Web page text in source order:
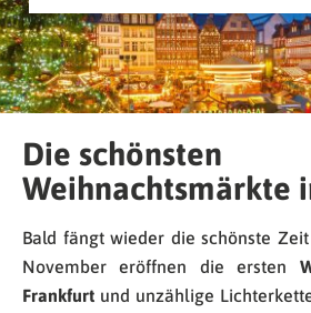
Die schönsten
Weihnachtsmärkte
Bald fängt wieder die schönste
November eröffnen die ersten
Frankfurt und unzählige